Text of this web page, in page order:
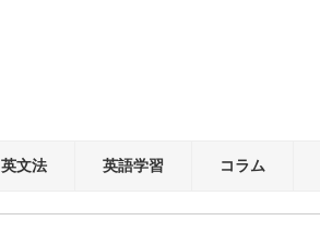
英文法 英語学習 コラム